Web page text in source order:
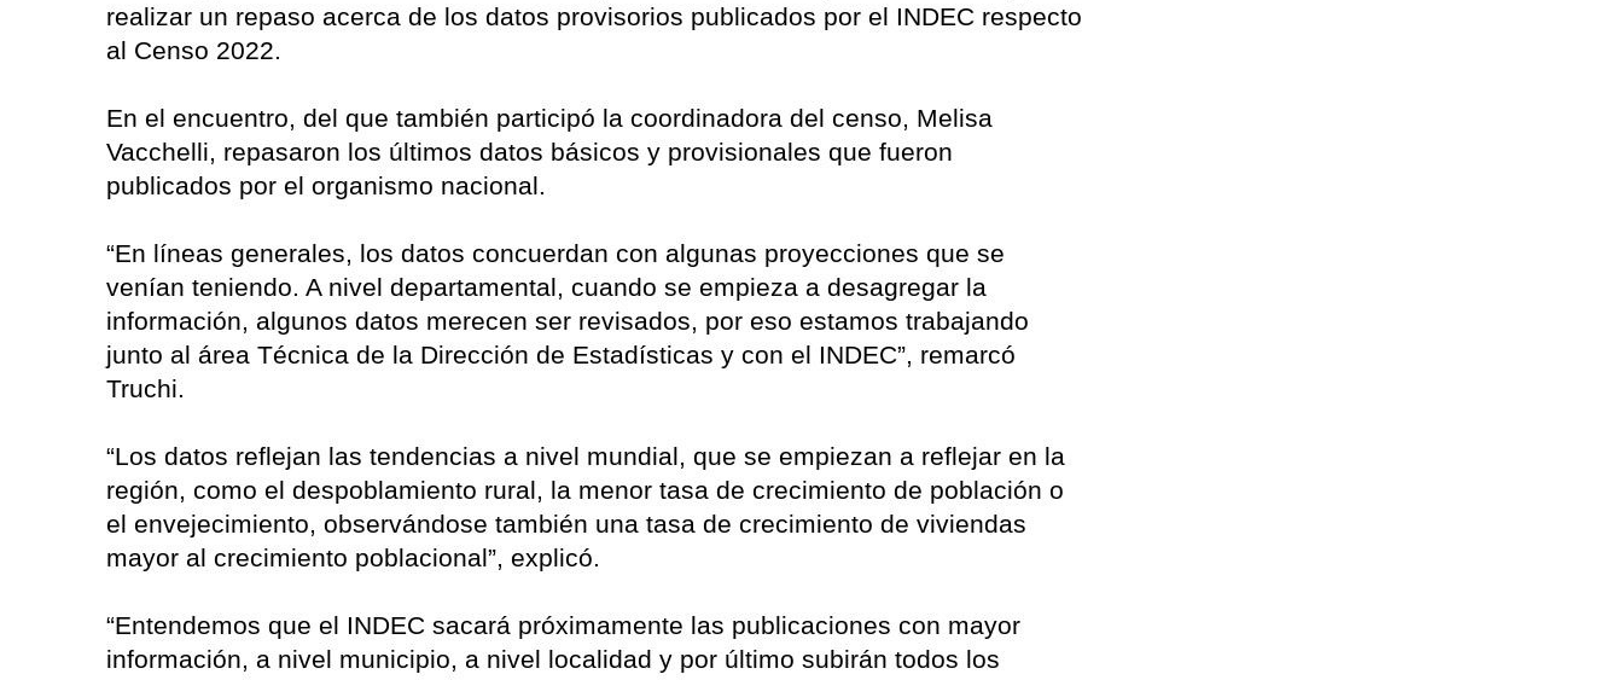
realizar un repaso acerca de los datos provisorios publicados por el INDEC respecto
al Censo 2022.
En el encuentro, del que también participó la coordinadora del censo, Melisa
Vacchelli, repasaron los últimos datos básicos y provisionales que fueron
publicados por el organismo nacional.
“En líneas generales, los datos concuerdan con algunas proyecciones que se
venían teniendo. A nivel departamental, cuando se empieza a desagregar la
información, algunos datos merecen ser revisados, por eso estamos trabajando
junto al área Técnica de la Dirección de Estadísticas y con el INDEC”, remarcó
Truchi.
“Los datos reflejan las tendencias a nivel mundial, que se empiezan a reflejar en la
región, como el despoblamiento rural, la menor tasa de crecimiento de población o
el envejecimiento, observándose también una tasa de crecimiento de viviendas
mayor al crecimiento poblacional”, explicó.
“Entendemos que el INDEC sacará próximamente las publicaciones con mayor
información, a nivel municipio, a nivel localidad y por último subirán todos los